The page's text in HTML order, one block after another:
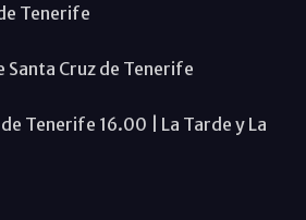
Tenerife
Santa Cruz de Tenerife
Tenerife 16.00 | La Tarde y La